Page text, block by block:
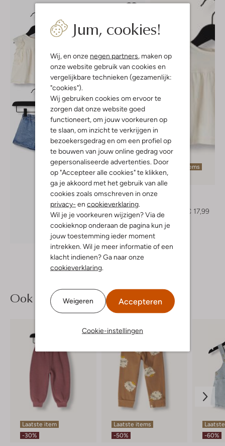
Jum, cookies!
Wij, en onze negen partners , maken op
onze website gebruik van cookies en
vergelijkbare technieken (gezamenlijk:
"cookies").
Wij gebruiken cookies om ervoor te
zorgen dat onze website goed
functioneert, om jouw voorkeuren op
te slaan, om inzicht te verkrijgen in
bezoekersgedrag en om een profiel op
te bouwen van jouw online gedrag voor
gepersonaliseerde advertenties. Door
op "Accepteer alle cookies" te klikken,
ga je akkoord met het gebruik van alle
cookies zoals omschreven in onze
privacy- en cookieverklaring
Wil je je voorkeuren wijzigen? Via de
cookieknop onderaan de pagina kun je
jouw toestemming ieder moment
intrekken. Wil je meer informatie of een
klacht indienen? Ga naar onze
cookieverklaring
Weigeren Accepteren
Cookie-instellingen
Ontdek de look
Laatste items
-40%
€ 29,99
€ 17,99
Ook iets voor jou?
Laatste item
-30%
Laatste items
-50%
-60%